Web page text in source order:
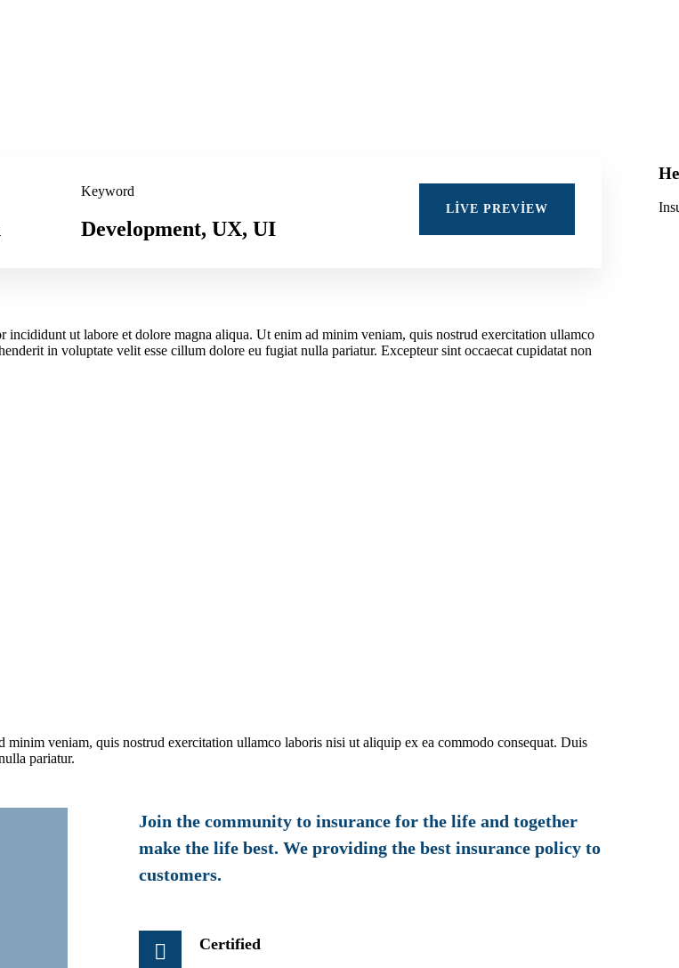
Keyword
Development, UX, UI
LIVE PREVIEW
ut labore et dolore magna aliqua. Ut enim ad minim veniam, quis nostrud exercitation ullamco
in voluptate velit esse cillum dolore eu fugiat nulla pariatur. Excepteur sint occaecat cupidatat non
veniam, quis nostrud exercitation ullamco laboris nisi ut aliquip ex ea commodo consequat. Duis
pariatur.
Join the community to insurance for the life and together
make the life best. We providing the best insurance policy to
customers.
Certified